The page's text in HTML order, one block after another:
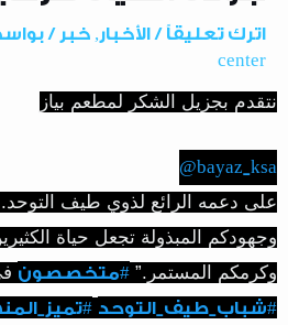
اترك تعليقاً /الأخبار, خبر /
center
نتقدم بجزيل الشكر لمطعم بياز
@bayaz_ksa
على دعمه الرائع لذوي طيف التوحد.
وجهودكم المبذولة تجعل حياة
وكرمكم المستمر.” #متخصصون
#شباب_طيف_التوحد